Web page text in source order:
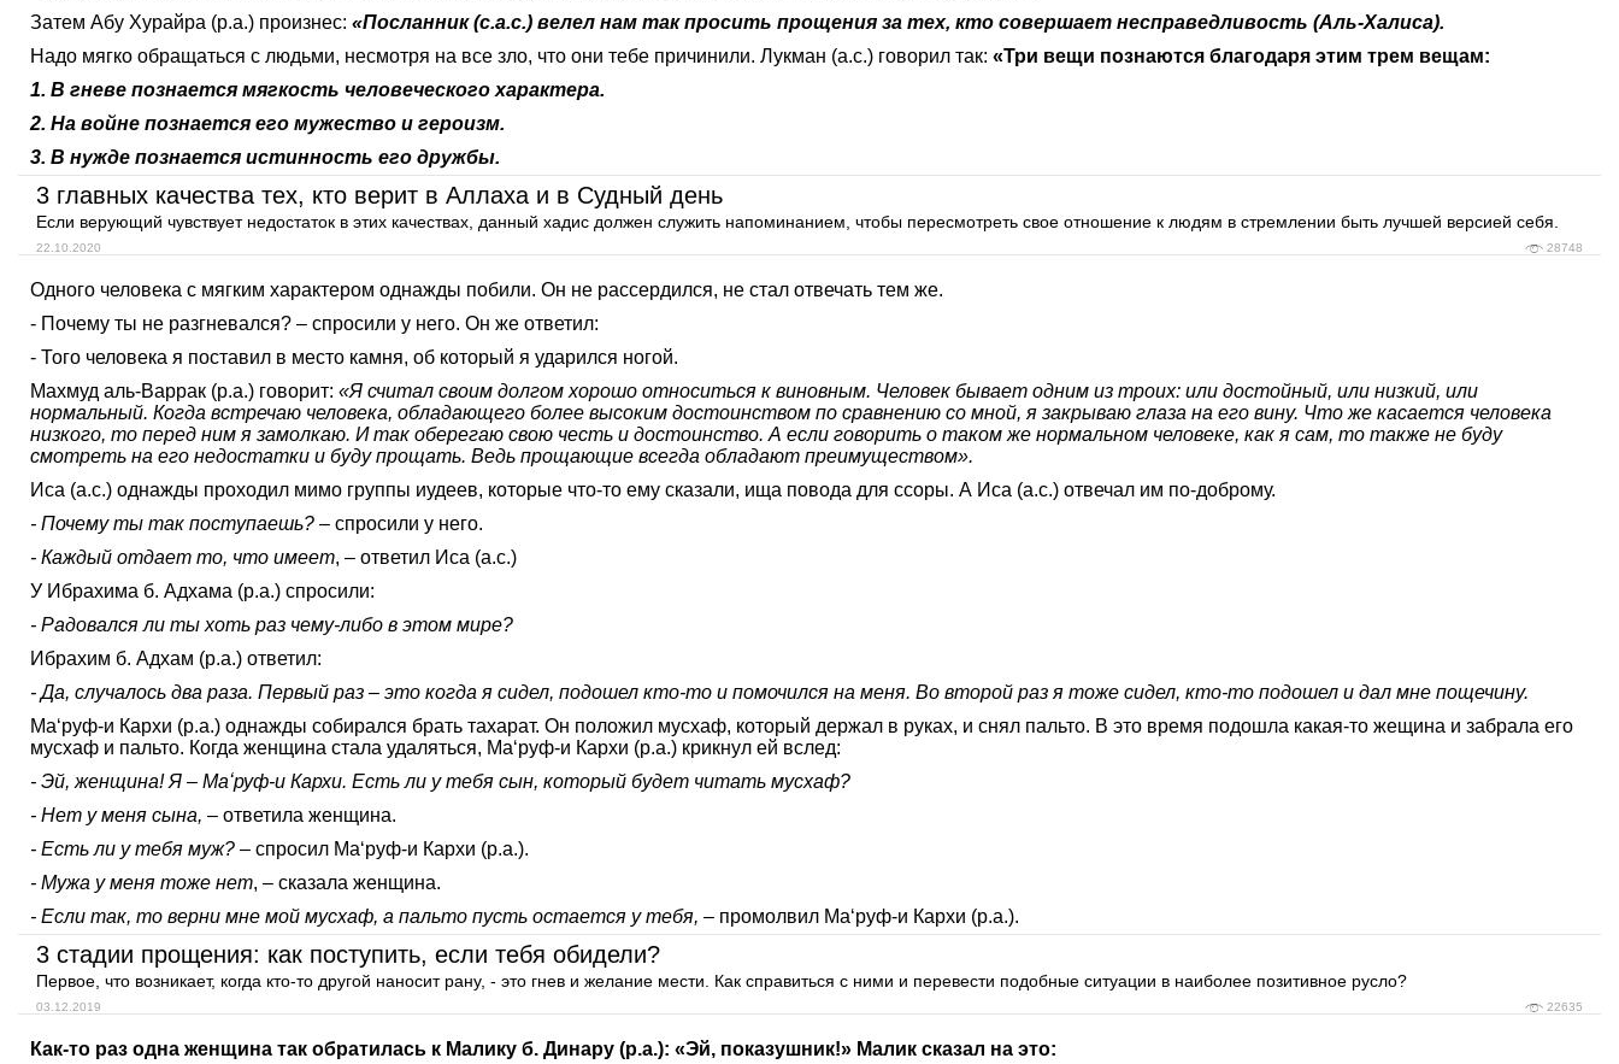
Затем Абу Хурайра (р.а.) произнес: «Посланник (с.а.с.) велел нам так просить прощения за тех, кто совершает несправедливость (Аль-Халиса).
Надо мягко обращаться с людьми, несмотря на все зло, что они тебе причинили. Лукман (а.с.) говорил так: «Три вещи познаются благодаря этим трем вещам:
1. В гневе познается мягкость человеческого характера.
2. На войне познается его мужество и героизм.
3. В нужде познается истинность его дружбы.
3 главных качества тех, кто верит в Аллаха и в Судный день
Если верующий чувствует недостаток в этих качествах, данный хадис должен служить напоминанием, чтобы пересмотреть свое отношение к людям в стремлении быть лучшей версией себя.
22.10.2020 28748
Одного человека с мягким характером однажды побили. Он не рассердился, не стал отвечать тем же.
- Почему ты не разгневался? – спросили у него. Он же ответил:
- Того человека я поставил в место камня, об который я ударился ногой.
Махмуд аль-Варрак (р.а.) говорит: «Я считал своим долгом хорошо относиться к виновным. Человек бывает одним из троих: или достойный, или низкий, или
нормальный. Когда встречаю человека, обладающего более высоким достоинством по сравнению со мной, я закрываю глаза на его вину. Что же касается человека
низкого, то перед ним я замолкаю. И так оберегаю свою честь и достоинство. А если говорить о таком же нормальном человеке, как я сам, то также не буду
смотреть на его недостатки и буду прощать. Ведь прощающие всегда обладают преимуществом».
Иса (а.с.) однажды проходил мимо группы иудеев, которые что-то ему сказали, ища повода для ссоры. А Иса (а.с.) отвечал им по-доброму.
- Почему ты так поступаешь? – спросили у него.
- Каждый отдает то, что имеет, – ответил Иса (а.с.)
У Ибрахима б. Адхама (р.а.) спросили:
- Радовался ли ты хоть раз чему-либо в этом мире?
Ибрахим б. Адхам (р.а.) ответил:
- Да, случалось два раза. Первый раз – это когда я сидел, подошел кто-то и помочился на меня. Во второй раз я тоже сидел, кто-то подошел и дал мне пощечину.
Маʻруф-и Кархи (р.а.) однажды собирался брать тахарат. Он положил мусхаф, который держал в руках, и снял пальто. В это время подошла какая-то жещина и забрала его
мусхаф и пальто. Когда женщина стала удаляться, Маʻруф-и Кархи (р.а.) крикнул ей вслед:
- Эй, женщина! Я – Маʻруф-и Кархи. Есть ли у тебя сын, который будет читать мусхаф?
- Нет у меня сына, – ответила женщина.
- Есть ли у тебя муж? – спросил Маʻруф-и Кархи (р.а.).
- Мужа у меня тоже нет, – сказала женщина.
- Если так, то верни мне мой мусхаф, а пальто пусть остается у тебя, – промолвил Маʻруф-и Кархи (р.а.).
3 стадии прощения: как поступить, если тебя обидели?
Первое, что возникает, когда кто-то другой наносит рану, - это гнев и желание мести. Как справиться с ними и перевести подобные ситуации в наиболее позитивное русло?
03.12.2019 22635
Как-то раз одна женщина так обратилась к Малику б. Динару (р.а.): «Эй, показушник!» Малик сказал на это: